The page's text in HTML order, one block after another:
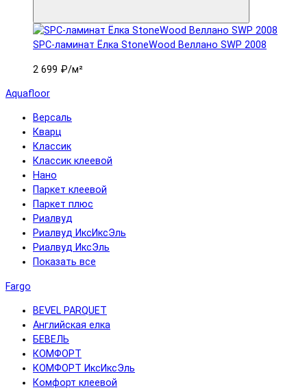
SPC-ламинат Ëлка StoneWood Веллано SWP 2008
2 699 ₽/м²
Aquafloor
Версаль
Кварц
Классик
Классик клеевой
Нано
Паркет клеевой
Паркет плюс
Риалвуд
Риалвуд ИксИксЭль
Риалвуд ИксЭль
Показать все
Fargo
BEVEL PARQUET
Английская елка
БЕВЕЛЬ
КОМФОРТ
КОМФОРТ ИксИксЭль
Комфорт клеевой